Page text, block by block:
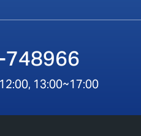
13:00~17:00